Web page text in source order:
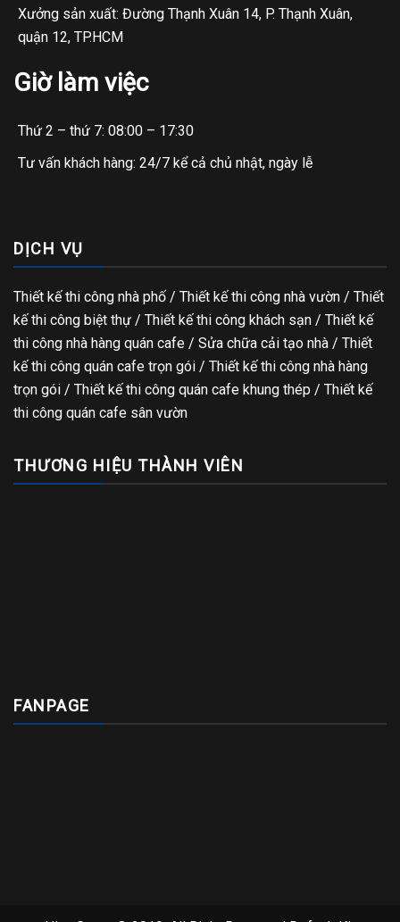
Xưởng sản xuất: Đường Thạnh Xuân 14, P. Thạnh Xuân,
quận 12, TP.HCM
Giờ làm việc
Thứ 2 – thứ 7: 08:00 – 17:30
Tư vấn khách hàng: 24/7 kể cả chủ nhật, ngày lễ
DỊCH VỤ
Thiết kế thi công nhà phố / Thiết kế thi công nhà vườn / Thiết
kế thi công biệt thự / Thiết kế thi công khách sạn / Thiết kế
thi công nhà hàng quán cafe / Sửa chữa cải tạo nhà / Thiết
kế thi công quán cafe trọn gói / Thiết kế thi công nhà hàng
trọn gói / Thiết kế thi công quán cafe khung thép / Thiết kế
thi công quán cafe sân vườn
THƯƠNG HIỆU THÀNH VIÊN
FANPAGE